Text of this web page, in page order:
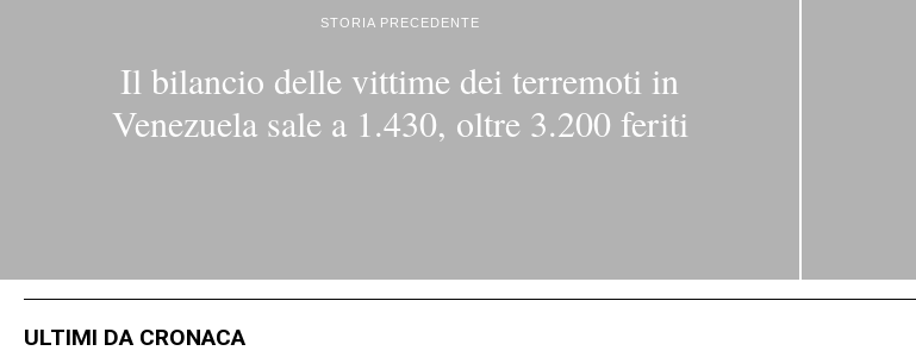
STORIA PRECEDENTE
Il bilancio delle vittime dei terremoti in
Venezuela sale a 1.430, oltre 3.200 feriti
ULTIMI DA CRONACA